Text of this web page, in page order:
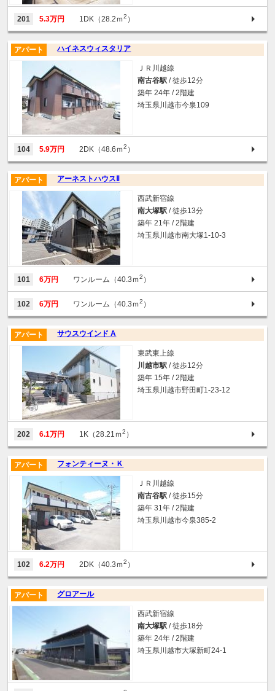
201 5.3万円 1DK（28.2ｍ2 ）
ハイネスウィスタリア
アパート
ＪＲ川越線
南古谷駅 / 徒歩12分
築年 24年 / 2階建
埼玉県川越市今泉109
104 5.9万円 2DK（48.6ｍ2 ）
アーネストハウスⅡ
アパート
西武新宿線
南大塚駅 / 徒歩13分
築年 21年 / 2階建
埼玉県川越市南大塚1-10-3
101 6万円 ワンルーム（40.3ｍ2 ）
102 6万円 ワンルーム（40.3ｍ2 ）
サウスウインド A
アパート
東武東上線
川越市駅 / 徒歩12分
築年 15年 / 2階建
埼玉県川越市野田町1-23-12
202 6.1万円 1K（28.21ｍ2 ）
フォンティーヌ・Ｋ
アパート
ＪＲ川越線
南古谷駅 / 徒歩15分
築年 31年 / 2階建
埼玉県川越市今泉385-2
102 6.2万円 2DK（40.3ｍ2 ）
グロアール
アパート
西武新宿線
南大塚駅 / 徒歩18分
築年 24年 / 2階建
埼玉県川越市大塚新町24-1